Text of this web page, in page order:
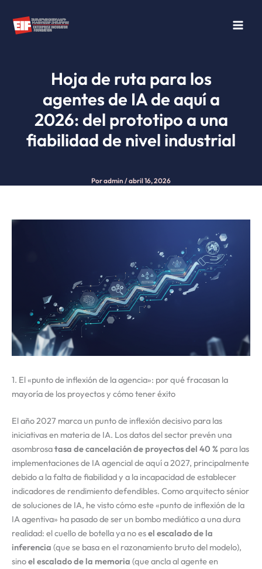
contenido
Hoja de ruta para los
agentes de IA de aquí a
2026: del prototipo a una
fiabilidad de nivel industrial
Poradmin /abril 16, 2026
1. El «punto de inflexión de la agencia»: por qué fracasan la
mayoría de los proyectos y cómo tener éxito
El año 2027 marca un punto de inflexión decisivo para las
iniciativas en materia de IA. Los datos del sector prevén una
asombrosatasa de cancelación de proyectos del 40 % para las
implementaciones de IA agencial de aquí a 2027, principalmente
debido a la falta de fiabilidad y a la incapacidad de establecer
indicadores de rendimiento defendibles. Como arquitecto sénior
de soluciones de IA, he visto cómo este «punto de inflexión de la
IA agentiva» ha pasado de ser un bombo mediático a una dura
realidad: el cuello de botella ya no esel escalado de la
inferencia (que se basa en el razonamiento bruto del modelo),
sinoel escalado de la memoria (que ancla al agente en